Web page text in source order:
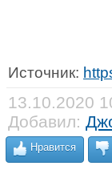
Источник:
13.10.2020
Добавил:
Нравится